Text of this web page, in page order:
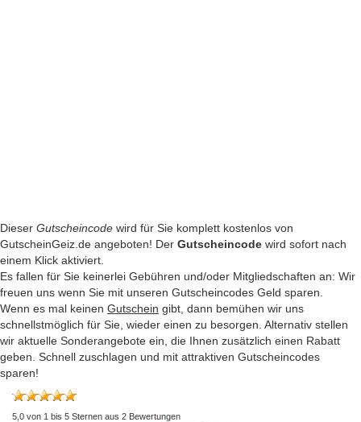
Dieser Gutscheincode wird für Sie komplett kostenlos von
GutscheinGeiz.de angeboten! Der Gutscheincode wird sofort nach
einem Klick aktiviert.
Es fallen für Sie keinerlei Gebühren und/oder Mitgliedschaften an: Wir
freuen uns wenn Sie mit unseren Gutscheincodes Geld sparen.
Wenn es mal keinen Gutschein gibt, dann bemühen wir uns
schnellstmöglich für Sie, wieder einen zu besorgen. Alternativ stellen
wir aktuelle Sonderangebote ein, die Ihnen zusätzlich einen Rabatt
geben. Schnell zuschlagen und mit attraktiven Gutscheincodes
sparen!
5,0 von 1 bis 5 Sternen aus 2 Bewertungen